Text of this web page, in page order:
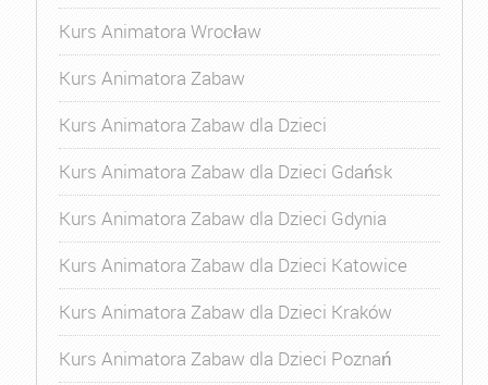
Kurs Animatora Wrocław
Kurs Animatora Zabaw
Kurs Animatora Zabaw dla Dzieci
Kurs Animatora Zabaw dla Dzieci Gdańsk
Kurs Animatora Zabaw dla Dzieci Gdynia
Kurs Animatora Zabaw dla Dzieci Katowice
Kurs Animatora Zabaw dla Dzieci Kraków
Kurs Animatora Zabaw dla Dzieci Poznań